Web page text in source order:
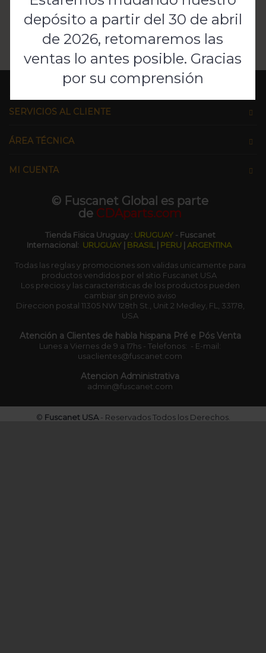
depósito a partir del 30 de abril
de 2026, retomaremos las
ventas lo antes posible. Gracias
por su comprensión
Agregar al Carro
INFORMACIONES
SERVICIOS AL CLIENTE
ÁREA TÉCNICA
MI CUENTA
© Fuscanet Global es parte
de CDAparts.com
Tienda Fisica Uruguay: URUGUAY- Fuscanet
Internacional: URUGUAY BRASIL PERU ARGENTINA
Todas las reglas y promociones son validas unicamente para
productos vendidos por el sitio Fuscanet USA
Los precios y las caracteristicas de los productos pueden
cambiar sin previo aviso
Direccion postal 11305 NW 128th St., Unit 2 Medley, FL, 33178,
USA
Atención a Clientes de habla hispana Pré e Pós Venta
Lunes a Viernes de 9 a 17hs - Telefonos: - E-mail:
usaclientes@fuscanet.com
Atencion Administrativa
admin@fuscanet.com
© Fuscanet USA- Reservados Todos los Derechos.